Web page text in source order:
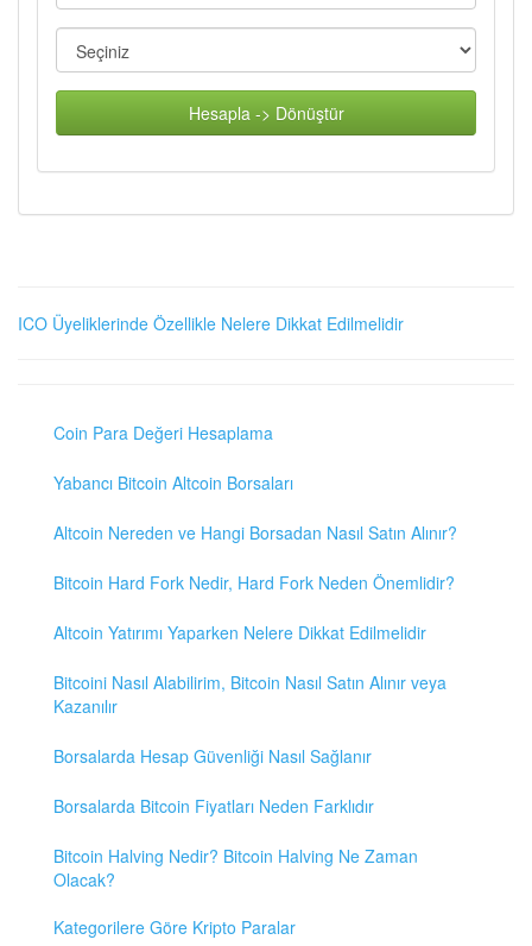
Hesapla -> Dönüştür
ICO Üyeliklerinde Özellikle Nelere Dikkat Edilmelidir
Coin Para Değeri Hesaplama
Yabancı Bitcoin Altcoin Borsaları
Altcoin Nereden ve Hangi Borsadan Nasıl Satın Alınır?
Bitcoin Hard Fork Nedir, Hard Fork Neden Önemlidir?
Altcoin Yatırımı Yaparken Nelere Dikkat Edilmelidir
Bitcoini Nasıl Alabilirim, Bitcoin Nasıl Satın Alınır veya
Kazanılır
Borsalarda Hesap Güvenliği Nasıl Sağlanır
Borsalarda Bitcoin Fiyatları Neden Farklıdır
Bitcoin Halving Nedir? Bitcoin Halving Ne Zaman
Olacak?
Kategorilere Göre Kripto Paralar